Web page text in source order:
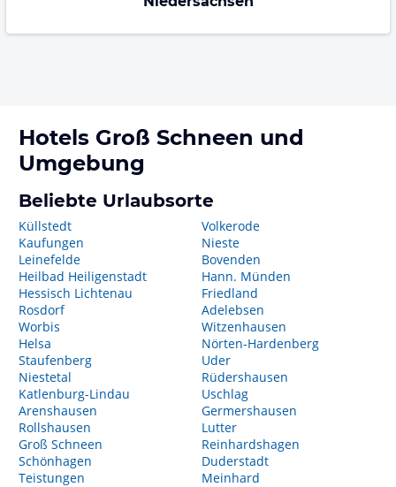
Hotels Groß Schneen und
Umgebung
Beliebte Urlaubsorte
Küllstedt
Kaufungen
Leinefelde
Heilbad Heiligenstadt
Hessisch Lichtenau
Rosdorf
Worbis
Helsa
Staufenberg
Niestetal
Katlenburg-Lindau
Arenshausen
Rollshausen
Groß Schneen
Schönhagen
Teistungen
Volkerode
Nieste
Bovenden
Hann. Münden
Friedland
Adelebsen
Witzenhausen
Nörten-Hardenberg
Uder
Rüdershausen
Uschlag
Germershausen
Lutter
Reinhardshagen
Duderstadt
Meinhard